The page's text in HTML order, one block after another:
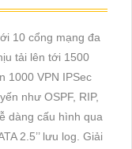
10 cổng mạng đa
tải lên tới 1500
1000 VPN IPSec
như OSPF, RIP,
dàng cấu hình qua
2.5’’ lưu log. Giải